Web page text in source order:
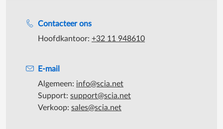
Contacteer ons
Hoofdkantoor: +32 11 948610
E-mail
Algemeen: info@scia.net
Support: support@scia.net
Verkoop: sales@scia.net